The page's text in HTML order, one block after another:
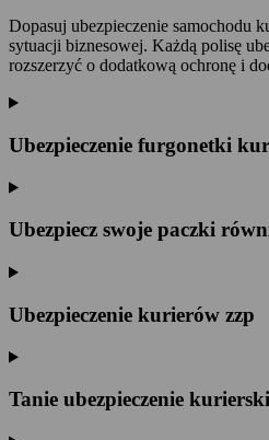
Dopasuj ubezpieczenie samochodu
sytuacji biznesowej. Każdą polisę
rozszerzyć o dodatkową ochronę i
Ubezpieczenie furgonetki
Ubezpiecz swoje paczki
Ubezpieczenie kurierów zzp
Tanie ubezpieczenie